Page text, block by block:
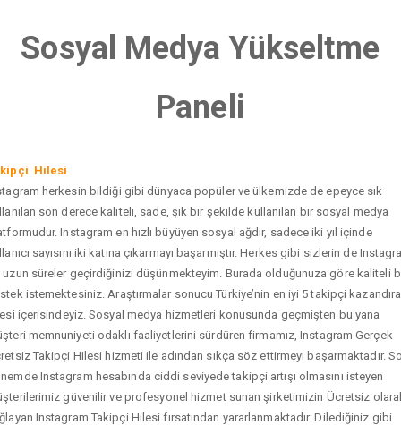
Sosyal Medya Yükseltme
Paneli
Hilesi
herkesin bildiği gibi dünyaca popüler ve ülkemizde de epeyce sık
son derece kaliteli, sade, şık bir şekilde kullanılan bir sosyal medya
Instagram en hızlı büyüyen sosyal ağdır, sadece iki yıl içinde
sayısını iki katına çıkarmayı başarmıştır. Herkes gibi sizlerin de
uzun süreler geçirdiğinizi düşünmekteyim. Burada olduğunuza göre kaliteli
istemektesiniz. Araştırmalar sonucu Türkiye’nin en iyi 5 takipçi
içerisindeyiz. Sosyal medya hizmetleri konusunda geçmişten bu yana
memnuniyeti odaklı faaliyetlerini sürdüren firmamız, Instagram Gerçek
Takipçi Hilesi hizmeti ile adından sıkça söz ettirmeyi başarmaktadır.
Instagram hesabında ciddi seviyede takipçi artışı olmasını isteyen
güvenilir ve profesyonel hizmet sunan şirketimizin Ücretsiz
Instagram Takipçi Hilesi fırsatından yararlanmaktadır. Dilediğiniz gibi